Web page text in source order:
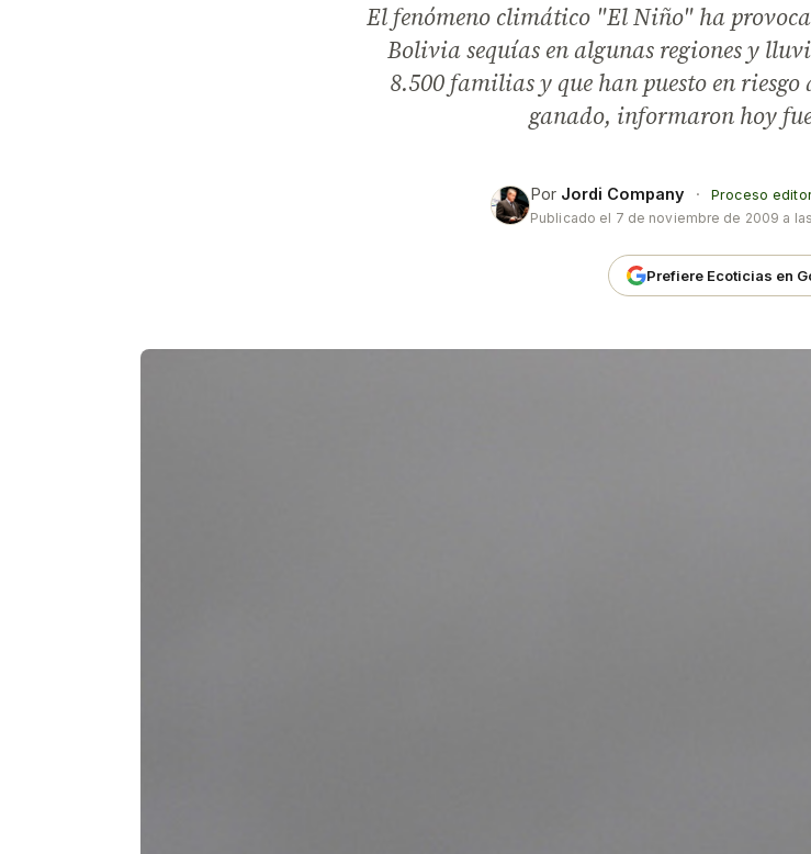
El fenómeno climático "El Niño" ha
Bolivia sequías en algunas regiones y
8.500 familias y que han puesto en riesgo
ganado, informaron hoy
Por Jordi Company ·
Proceso
Publicado el 7 de noviembre de 2009 a
Prefiere Ecoticias en